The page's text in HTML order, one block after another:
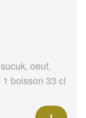
oeuf,
boisson 33 cl